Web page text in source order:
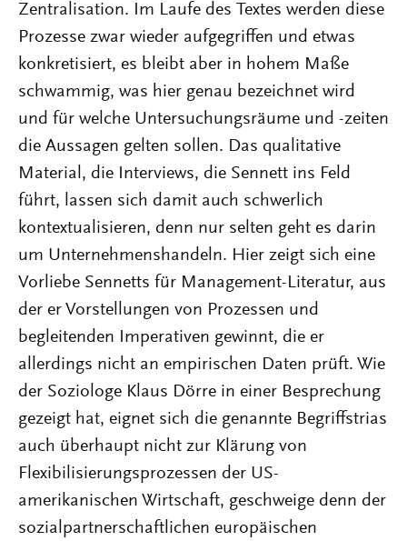
Zentralisation. Im Laufe des Textes werden diese
Prozesse zwar wieder aufgegriffen und etwas
konkretisiert, es bleibt aber in hohem Maße
schwammig, was hier genau bezeichnet wird
und für welche Untersuchungsräume und -zeiten
die Aussagen gelten sollen. Das qualitative
Material, die Interviews, die Sennett ins Feld
führt, lassen sich damit auch schwerlich
kontextualisieren, denn nur selten geht es darin
um Unternehmenshandeln. Hier zeigt sich eine
Vorliebe Sennetts für Management-Literatur, aus
der er Vorstellungen von Prozessen und
begleitenden Imperativen gewinnt, die er
allerdings nicht an empirischen Daten prüft. Wie
der Soziologe Klaus Dörre in einer Besprechung
gezeigt hat, eignet sich die genannte Begriffstrias
auch überhaupt nicht zur Klärung von
Flexibilisierungsprozessen der US-
amerikanischen Wirtschaft, geschweige denn der
sozialpartnerschaftlichen europäischen